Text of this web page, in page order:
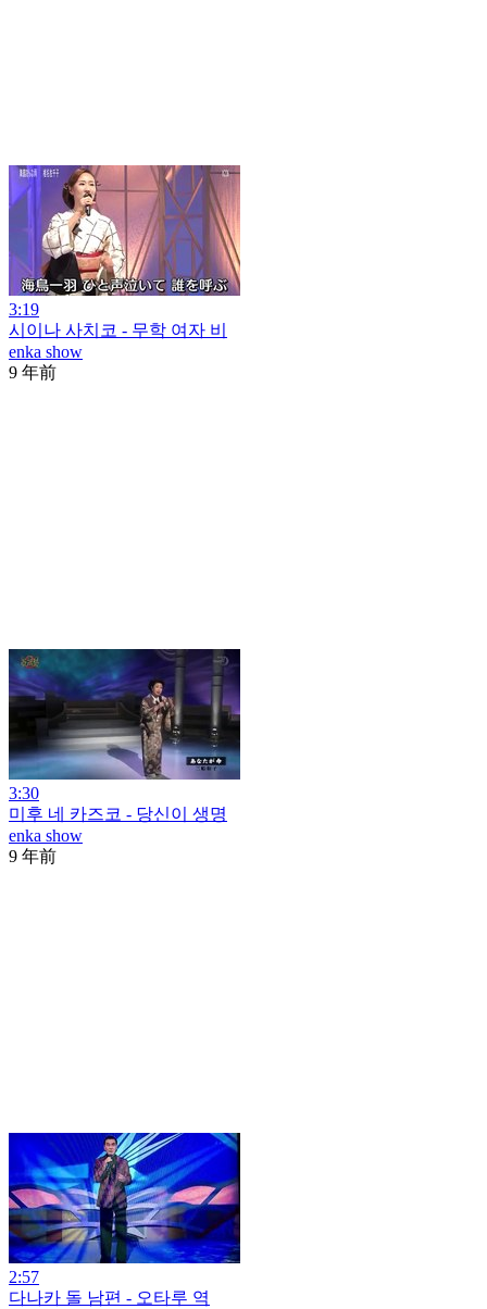
3:19
시이나 사치코 - 무학 여자 비
enka show
9 年前
3:30
미후 네 카즈코 - 당신이 생명
enka show
9 年前
2:57
다나카 돌 남편 - 오타루 역